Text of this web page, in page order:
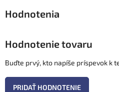
Hodnotenie tovaru
Buďte prvý, kto napíše príspevok k
PRIDAŤ HODNOTENIE